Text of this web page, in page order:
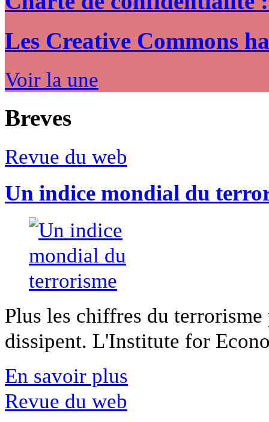
Les Creative Commons
Voir la une
Breves
Revue du web
Un indice mondial du
Plus les chiffres du
dissipent. L'Institute for
En savoir plus
Revue du web